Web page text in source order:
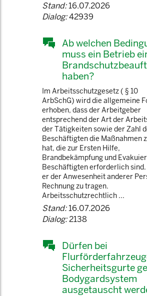
Stand:16.07.2026
Dialog:42939
Ab welchen
muss ein Betrieb
haben?
Im Arbeitsschutzgesetz ( § 10
ArbSchG) wird die allgemeine
erhoben, dass der Arbeitgeber
entsprechend der Art der
der Tätigkeiten sowie der Zahl
Beschäftigten die Maßnahmen
hat, die zur Ersten Hilfe,
Brandbekämpfung und
Beschäftigten erforderlich sind.
er der Anwesenheit anderer
Rechnung zu tragen.
Arbeitsschutzrechtlich ...
Stand:16.07.2026
Dialog:2138
Dürfen bei
Sicherheitsgurte
Bodygardsystem
ausgetauscht